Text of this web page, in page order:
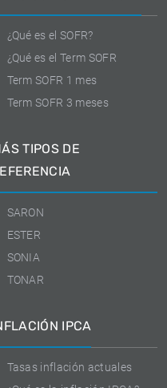
¿Qué es el SOFR?
¿Qué es el Term SOFR
Term SOFR 1 mes
Term SOFR 3 meses
TIPOS DE
SARON
ESTER
SONIA
TONAR
IPCA
Tasas inflación actuales